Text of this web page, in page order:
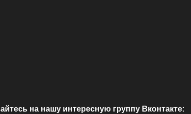
на нашу интересную группу Вконтакте: